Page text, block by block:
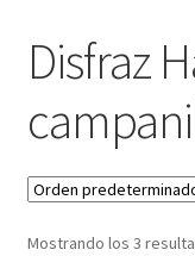
Localización
Contacto
Disfraz
Mostrando los 3